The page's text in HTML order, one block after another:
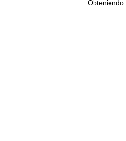
Obteniendo...